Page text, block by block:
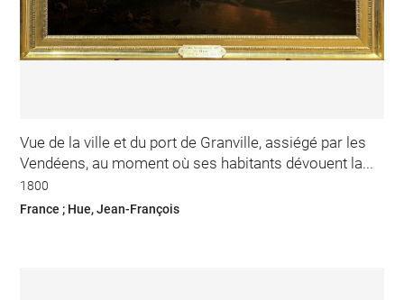
Vue de la ville et du port de Granville, assiégé par les
Vendéens, au moment où ses habitants dévouent la...
1800
France ; Hue, Jean-François